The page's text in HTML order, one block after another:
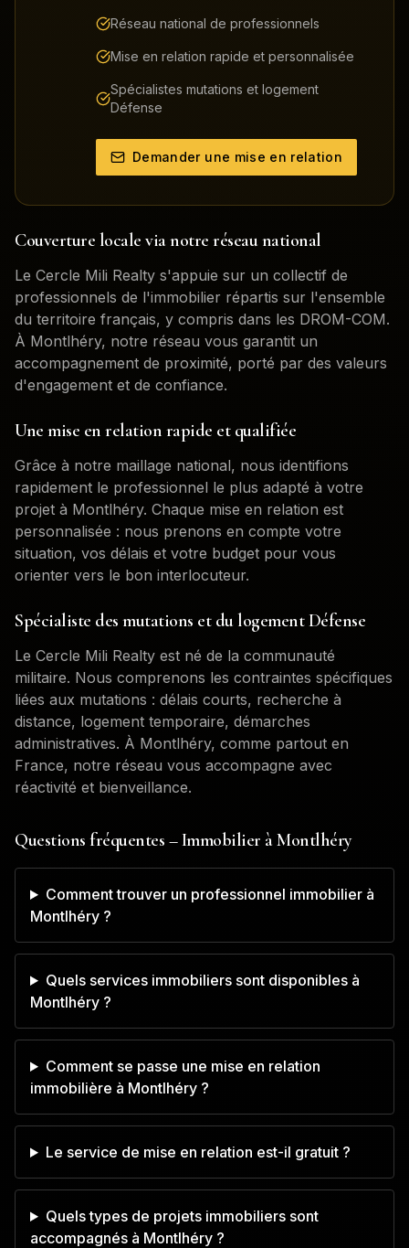
Réseau national de professionnels
Mise en relation rapide et personnalisée
Spécialistes mutations et logement
Défense
Demander une mise en relation
Couverture locale via notre réseau national
Le Cercle Mili Realty s'appuie sur un collectif de
professionnels de l'immobilier répartis sur l'ensemble
du territoire français, y compris dans les DROM-COM.
À Montlhéry, notre réseau vous garantit un
accompagnement de proximité, porté par des valeurs
d'engagement et de confiance.
Une mise en relation rapide et qualifiée
Grâce à notre maillage national, nous identifions
rapidement le professionnel le plus adapté à votre
projet à Montlhéry. Chaque mise en relation est
personnalisée : nous prenons en compte votre
situation, vos délais et votre budget pour vous
orienter vers le bon interlocuteur.
Spécialiste des mutations et du logement Défense
Le Cercle Mili Realty est né de la communauté
militaire. Nous comprenons les contraintes spécifiques
liées aux mutations : délais courts, recherche à
distance, logement temporaire, démarches
administratives. À Montlhéry, comme partout en
France, notre réseau vous accompagne avec
réactivité et bienveillance.
Questions fréquentes – Immobilier àMontlhéry
Comment trouver un professionnel immobilier à
Montlhéry ?
Quels services immobiliers sont disponibles à
Montlhéry ?
Comment se passe une mise en relation
immobilière à Montlhéry ?
Le service de mise en relation est-il gratuit ?
Quels types de projets immobiliers sont
accompagnés à Montlhéry ?